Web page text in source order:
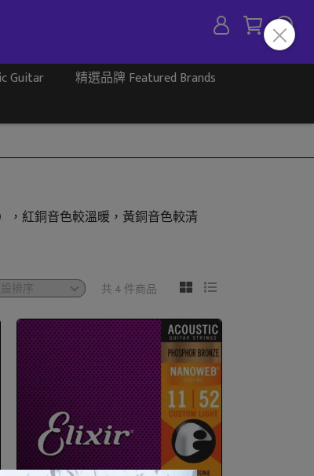
Guitar
精選品牌 Featured Brands
，紅銅音色較溫暖，黃銅音色較清
共 4 件商品